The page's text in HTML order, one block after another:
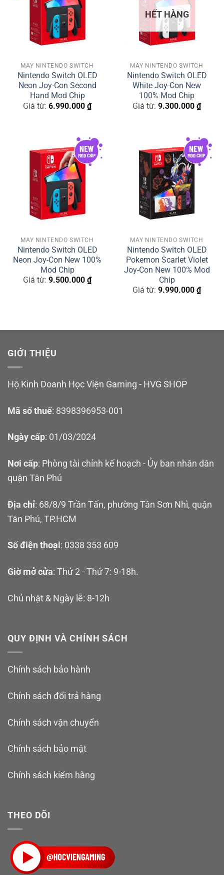
MÁY NINTENDO SWITCH
Nintendo Switch OLED
Neon Joy-Con Second
Hand Mod Chip
Giá từ: 6.990.000 ₫
HẾT HÀNG
MÁY NINTENDO SWITCH
Nintendo Switch OLED
White Joy-Con New
100% Mod Chip
Giá từ: 9.300.000 ₫
MÁY NINTENDO SWITCH
Nintendo Switch OLED
Neon Joy-Con New 100%
Mod Chip
Giá từ: 9.500.000 ₫
MÁY NINTENDO SWITCH
Nintendo Switch OLED
Pokemon Scarlet Violet
Joy-Con New 100% Mod
Chip
Giá từ: 9.990.000 ₫
GIỚI THIỆU
Hộ Kinh Doanh Học Viện Gaming - HVG SHOP
Mã số thuế: 8398396953-001
Ngày cấp: 01/03/2024
Nơi cấp: Phòng tài chính kế hoạch - Ủy ban nhân dân
quận Tân Phú
Địa chỉ: 68/8/9 Trần Tấn, phường Tân Sơn Nhì, quận
Tân Phú, TP.HCM
Số điện thoại: 0338 353 609
Giờ mở cửa: Thứ 2 - Thứ 7: 9-18h.
Chủ nhật & Ngày lễ: 8-12h
QUY ĐỊNH VÀ CHÍNH SÁCH
Chính sách bảo hành
Chính sách đổi trả hàng
Chính sách vận chuyển
Chính sách bảo mật
Chính sách kiểm hàng
THEO DÕI